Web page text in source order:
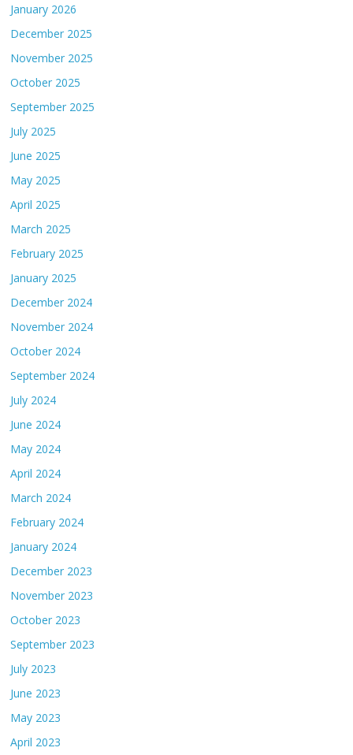
January 2026
December 2025
November 2025
October 2025
September 2025
July 2025
June 2025
May 2025
April 2025
March 2025
February 2025
January 2025
December 2024
November 2024
October 2024
September 2024
July 2024
June 2024
May 2024
April 2024
March 2024
February 2024
January 2024
December 2023
November 2023
October 2023
September 2023
July 2023
June 2023
May 2023
April 2023